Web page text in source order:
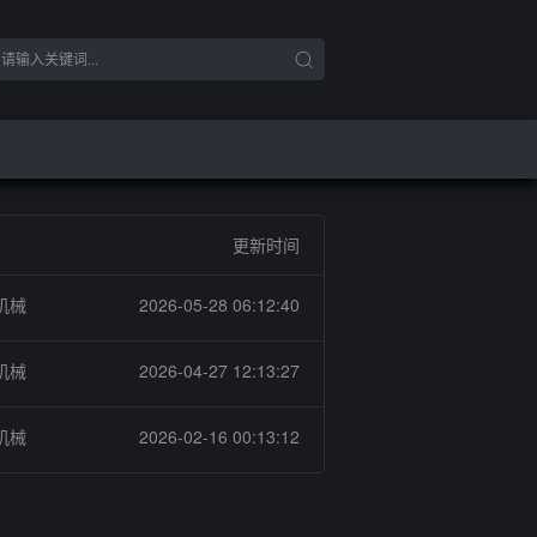
更新时间
械 2026-05-28 06:12:40
械 2026-04-27 12:13:27
械 2026-02-16 00:13:12